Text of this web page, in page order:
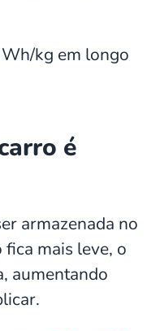
kg em longo
é
armazenada no
mais leve, o
aumentando